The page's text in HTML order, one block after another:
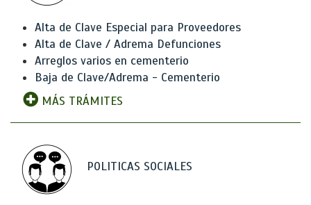
Alta de Clave Especial para Proveedores
Alta de Clave / Adrema Defunciones
Arreglos varios en cementerio
Baja de Clave/Adrema - Cementerio
MÁS TRÁMITES
POLITICAS SOCIALES